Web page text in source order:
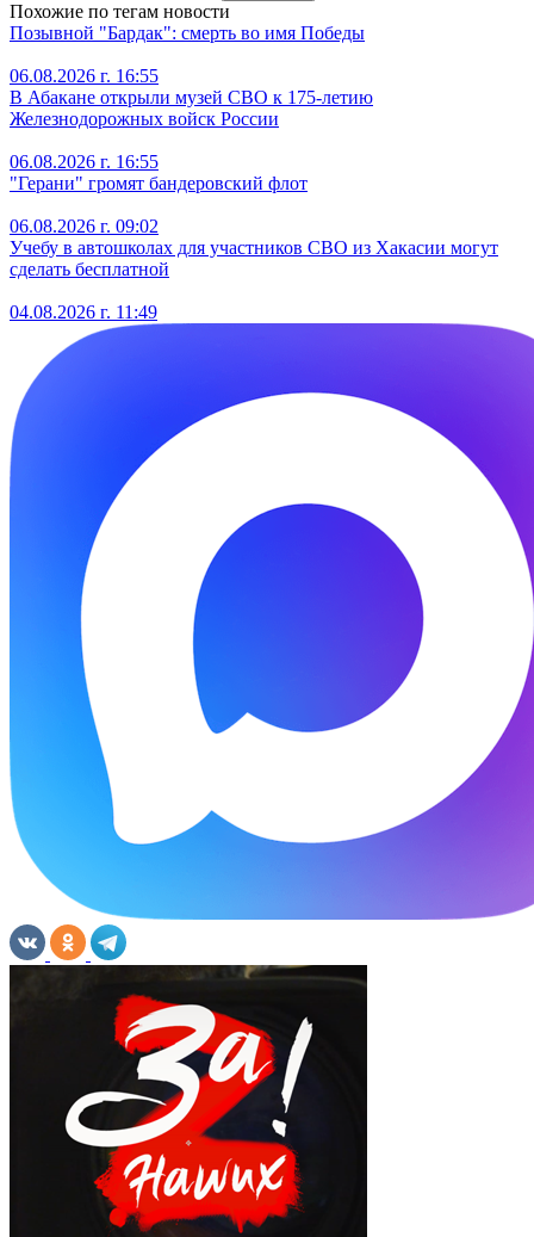
Похожие по тегам новости
Позывной "Бардак": смерть во имя Победы
06.08.2026 г. 16:55
В Абакане открыли музей СВО к 175-летию
Железнодорожных войск России
06.08.2026 г. 16:55
"Герани" громят бандеровский флот
06.08.2026 г. 09:02
Учебу в автошколах для участников СВО из Хакасии могут
сделать бесплатной
04.08.2026 г. 11:49